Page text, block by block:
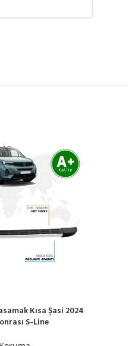
Kısa Şasi 2024
S-Line